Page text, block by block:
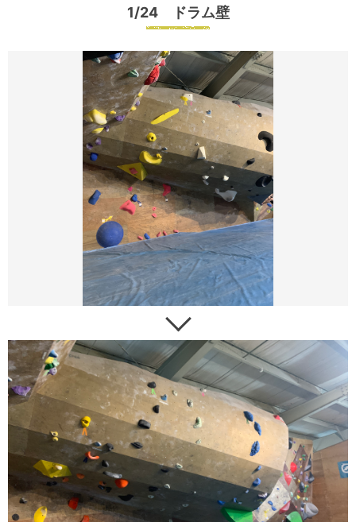
1/24 ドラム壁